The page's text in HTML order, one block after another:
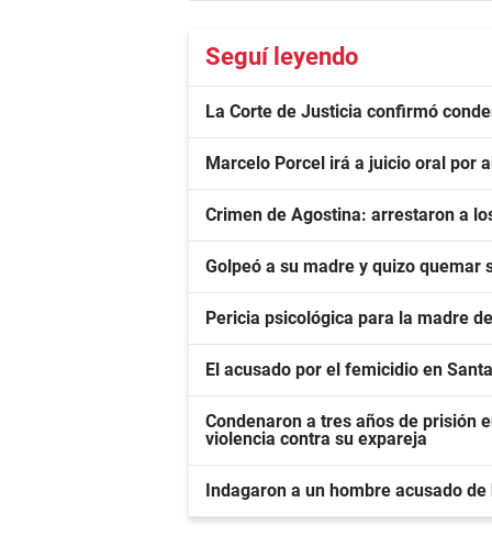
Seguí leyendo
La Corte de Justicia confirmó
Marcelo Porcel irá a juicio oral por
Crimen de Agostina: arrestaron a
Golpeó a su madre y quizo quemar
Pericia psicológica para la madre
El acusado por el femicidio en
Condenaron a tres años de prisión
violencia contra su expareja
Indagaron a un hombre acusado